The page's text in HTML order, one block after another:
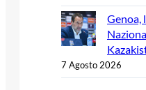
Genoa,
7 Agosto 2026